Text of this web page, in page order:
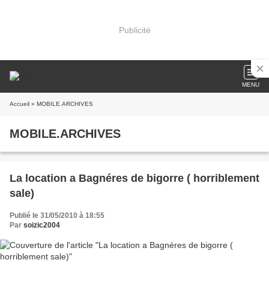
Publicité
MENU
Accueil » MOBILE.ARCHIVES
MOBILE.ARCHIVES
La location a Bagnéres de bigorre ( horriblement
sale)
Publié le 31/05/2010 à 18:55
Par soizic2004